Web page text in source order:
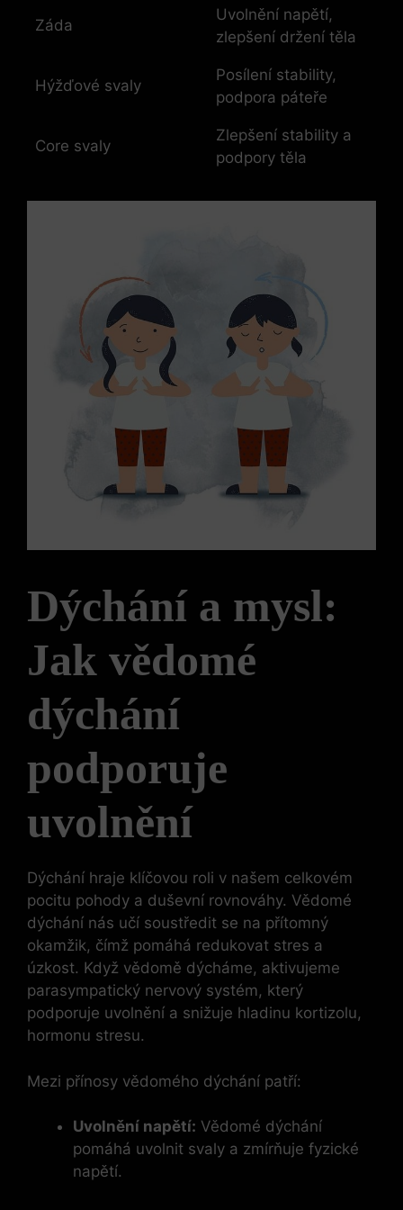
Záda
Uvolnění napětí,
zlepšení držení těla
Hýžďové svaly
Posílení stability,
podpora páteře
Core svaly
Zlepšení stability a
podpory těla
Dýchání a mysl:
Jak vědomé
dýchání
podporuje
uvolnění
Dýchání hraje klíčovou roli v našem celkovém
pocitu pohody a duševní rovnováhy. Vědomé
dýchání nás učí soustředit se na přítomný
okamžik, čímž pomáhá redukovat stres a
úzkost. Když vědomě dýcháme, aktivujeme
parasympatický nervový systém, který
podporuje uvolnění a snižuje hladinu kortizolu,
hormonu stresu.
Mezi přínosy vědomého dýchání patří:
Uvolnění napětí: Vědomé dýchání
pomáhá uvolnit svaly a zmírňuje fyzické
napětí.